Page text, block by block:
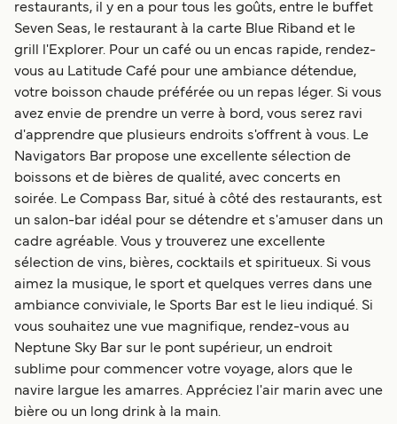
restaurants, il y en a pour tous les goûts, entre le buffet
Seven Seas, le restaurant à la carte Blue Riband et le
grill l'Explorer. Pour un café ou un encas rapide, rendez-
vous au Latitude Café pour une ambiance détendue,
votre boisson chaude préférée ou un repas léger. Si vous
avez envie de prendre un verre à bord, vous serez ravi
d'apprendre que plusieurs endroits s'offrent à vous. Le
Navigators Bar propose une excellente sélection de
boissons et de bières de qualité, avec concerts en
soirée. Le Compass Bar, situé à côté des restaurants, est
un salon-bar idéal pour se détendre et s'amuser dans un
cadre agréable. Vous y trouverez une excellente
sélection de vins, bières, cocktails et spiritueux. Si vous
aimez la musique, le sport et quelques verres dans une
ambiance conviviale, le Sports Bar est le lieu indiqué. Si
vous souhaitez une vue magnifique, rendez-vous au
Neptune Sky Bar sur le pont supérieur, un endroit
sublime pour commencer votre voyage, alors que le
navire largue les amarres. Appréciez l'air marin avec une
bière ou un long drink à la main.